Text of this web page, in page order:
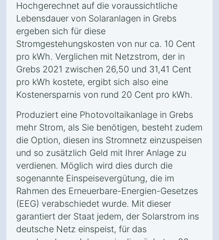
Hochgerechnet auf die voraussichtliche
Lebensdauer von Solaranlagen in Grebs
ergeben sich für diese
Stromgestehungskosten von nur ca. 10 Cent
pro kWh. Verglichen mit Netzstrom, der in
Grebs 2021 zwischen 26,50 und 31,41 Cent
pro kWh kostete, ergibt sich also eine
Kostenersparnis von rund 20 Cent pro kWh.
Produziert eine Photovoltaikanlage in Grebs
mehr Strom, als Sie benötigen, besteht zudem
die Option, diesen ins Stromnetz einzuspeisen
und so zusätzlich Geld mit Ihrer Anlage zu
verdienen. Möglich wird dies durch die
sogenannte Einspeisevergütung, die im
Rahmen des Erneuerbare-Energien-Gesetzes
(EEG) verabschiedet wurde. Mit dieser
garantiert der Staat jedem, der Solarstrom ins
deutsche Netz einspeist, für das